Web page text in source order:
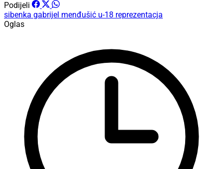
Podijeli
sibenka gabrijel menđušić u-18 reprezentacja
Oglas